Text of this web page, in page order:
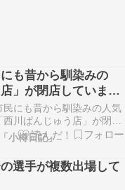
も昔から馴染みの
」が閉店しています
にも昔から馴染みの人気
川ぱんじゅう店」が閉店
現在、閉店のお知らせが貼
先月に読者さんや知人など
う店が閉店しているよう
ていたんです。その後、
小樽日記」
選手が複数出場して